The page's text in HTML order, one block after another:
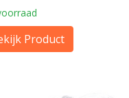
Product